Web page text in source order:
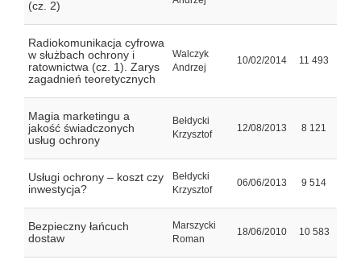
(cz. 2)
Radiokomunikacja cyfrowa
w służbach ochrony i
ratownictwa (cz. 1). Zarys
zagadnień teoretycznych
Walczyk
Andrzej
10/02/2014 11 493
Magia marketingu a
jakość świadczonych
usług ochrony
Bełdycki
Krzysztof
12/08/2013 8 121
Usługi ochrony – koszt czy
inwestycja?
Bełdycki
Krzysztof
06/06/2013 9 514
Bezpieczny łańcuch
dostaw
Marszycki
Roman
18/06/2010 10 583